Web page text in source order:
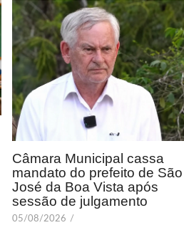
Câmara Municipal cassa
mandato do prefeito de São
José da Boa Vista após
sessão de julgamento
05/08/2026 /